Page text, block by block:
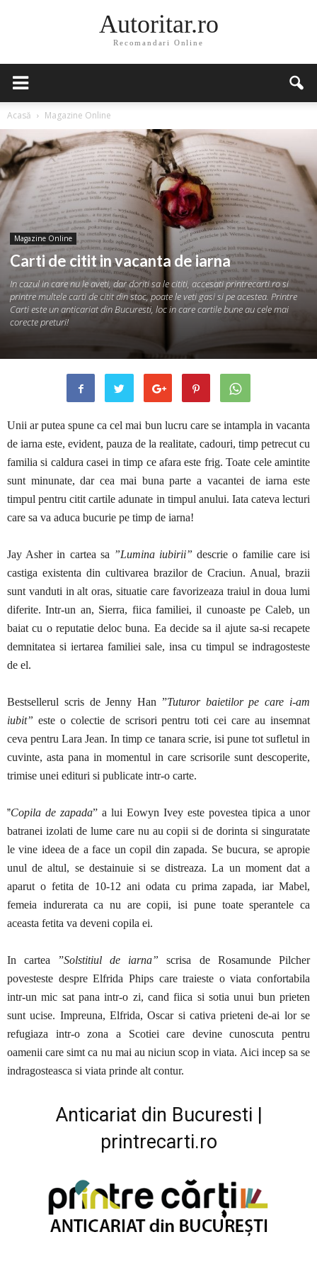
Autoritar.ro
Recomandari Online
Acasă Magazine Online
Magazine Online
Carti de citit in vacanta de iarna
In cazul in care nu le aveti, dar doriti sa le cititi, accesati printrecarti.ro si
printre multele carti de citit din stoc, poate le veti gasi si pe acestea. Printre
Carti este un anticariat din Bucuresti, loc in care cartile bune au cele mai
corecte preturi!
Unii ar putea spune ca cel mai bun lucru care se intampla in vacanta
de iarna este, evident, pauza de la realitate, cadouri, timp petrecut cu
familia si caldura casei in timp ce afara este frig. Toate cele amintite
sunt minunate, dar cea mai buna parte a vacantei de iarna este
timpul pentru citit cartile adunate in timpul anului. Iata cateva lecturi
care sa va aduca bucurie pe timp de iarna!
Jay Asher in cartea sa ”Lumina iubirii” descrie o familie care isi
castiga existenta din cultivarea brazilor de Craciun. Anual, brazii
sunt vanduti in alt oras, situatie care favorizeaza traiul in doua lumi
diferite. Intr-un an, Sierra, fiica familiei, il cunoaste pe Caleb, un
baiat cu o reputatie deloc buna. Ea decide sa il ajute sa-si recapete
demnitatea si iertarea familiei sale, insa cu timpul se indragosteste
de el.
Bestsellerul scris de Jenny Han ”Tuturor baietilor pe care i-am
iubit” este o colectie de scrisori pentru toti cei care au insemnat
ceva pentru Lara Jean. In timp ce tanara scrie, isi pune tot sufletul in
cuvinte, asta pana in momentul in care scrisorile sunt descoperite,
trimise unei edituri si publicate intr-o carte.
”Copila de zapada” a lui Eowyn Ivey este povestea tipica a unor
batranei izolati de lume care nu au copii si de dorinta si singuratate
le vine ideea de a face un copil din zapada. Se bucura, se apropie
unul de altul, se destainuie si se distreaza. La un moment dat a
aparut o fetita de 10-12 ani odata cu prima zapada, iar Mabel,
femeia indurerata ca nu are copii, isi pune toate sperantele ca
aceasta fetita va deveni copila ei.
In cartea ”Solstitiul de iarna” scrisa de Rosamunde Pilcher
povesteste despre Elfrida Phips care traieste o viata confortabila
intr-un mic sat pana intr-o zi, cand fiica si sotia unui bun prieten
sunt ucise. Impreuna, Elfrida, Oscar si cativa prieteni de-ai lor se
refugiaza intr-o zona a Scotiei care devine cunoscuta pentru
oamenii care simt ca nu mai au niciun scop in viata. Aici incep sa se
indragosteasca si viata prinde alt contur.
Anticariat din Bucuresti |
printrecarti.ro